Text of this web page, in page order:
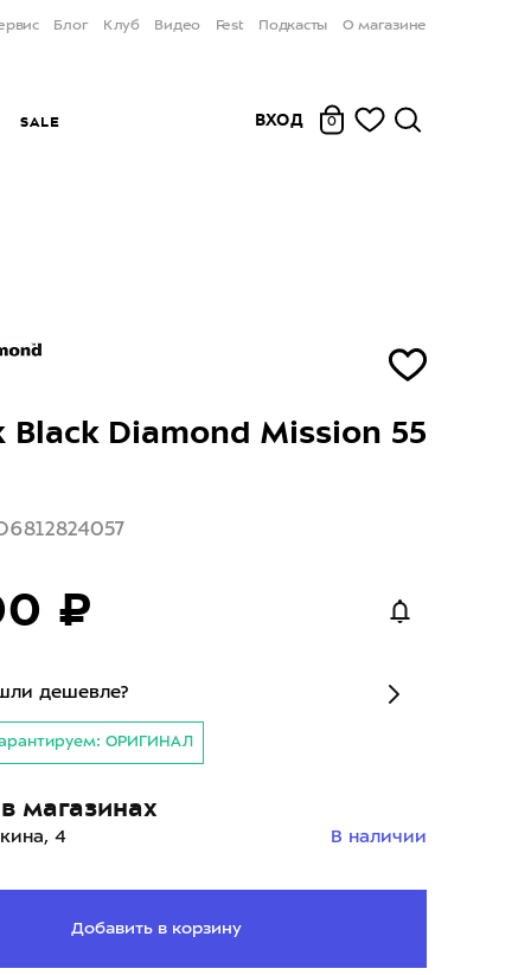
Блог Клуб Видео Fest Подкасты О магазине
SALE ВХОД 0
Black Diamond Mission 55
₽
дешевле?
ОРИГИНАЛ
магазинах
4 В наличии
Добавить в корзину